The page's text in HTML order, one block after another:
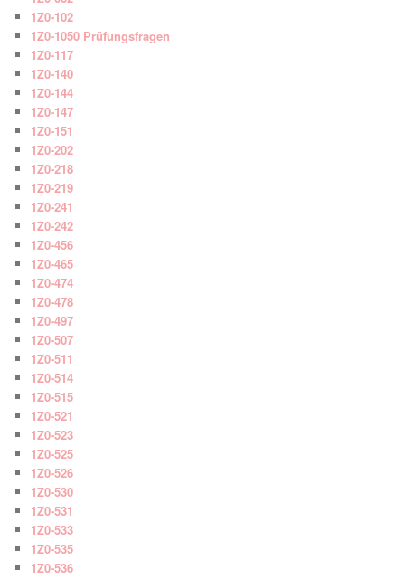
1Z0-102
1Z0-1050 Prüfungsfragen
1Z0-117
1Z0-140
1Z0-144
1Z0-147
1Z0-151
1Z0-202
1Z0-218
1Z0-219
1Z0-241
1Z0-242
1Z0-456
1Z0-465
1Z0-474
1Z0-478
1Z0-497
1Z0-507
1Z0-511
1Z0-514
1Z0-515
1Z0-521
1Z0-523
1Z0-525
1Z0-526
1Z0-530
1Z0-531
1Z0-533
1Z0-535
1Z0-536